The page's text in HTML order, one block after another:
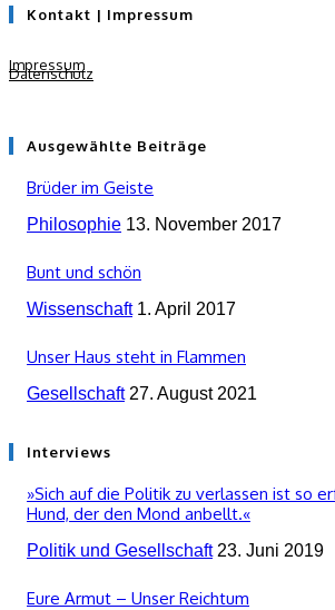
Kontakt | Impressum
Impressum
Datenschutz
Ausgewählte Beiträge
Brüder im Geiste
Philosophie 13. November 2017
Bunt und schön
Wissenschaft 1. April 2017
Unser Haus steht in Flammen
Gesellschaft 27. August 2021
Interviews
»Sich auf die Politik zu verlassen ist so
Hund, der den Mond anbellt.«
Politik und Gesellschaft 23. Juni 2019
Eure Armut – Unser Reichtum